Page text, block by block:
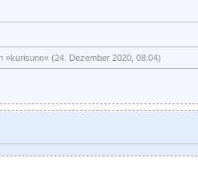
»kurisuno« (24. Dezember 2020, 08:04)